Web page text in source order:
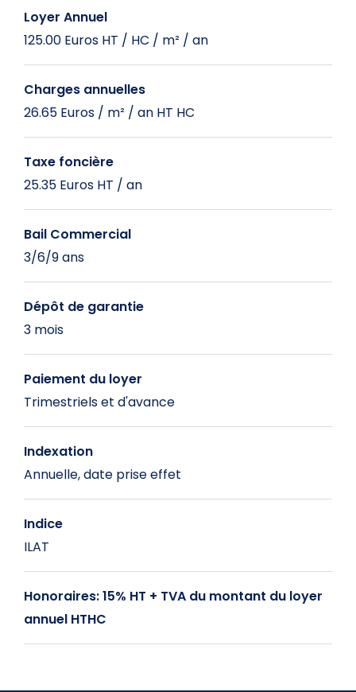
Loyer Annuel
125.00 Euros HT / HC / m² / an
Charges annuelles
26.65 Euros / m² / an HT HC
Taxe foncière
25.35 Euros HT / an
Bail Commercial
3/6/9 ans
Dépôt de garantie
3 mois
Paiement du loyer
Trimestriels et d'avance
Indexation
Annuelle, date prise effet
Indice
ILAT
Honoraires: 15% HT + TVA du montant du loyer
annuel HTHC